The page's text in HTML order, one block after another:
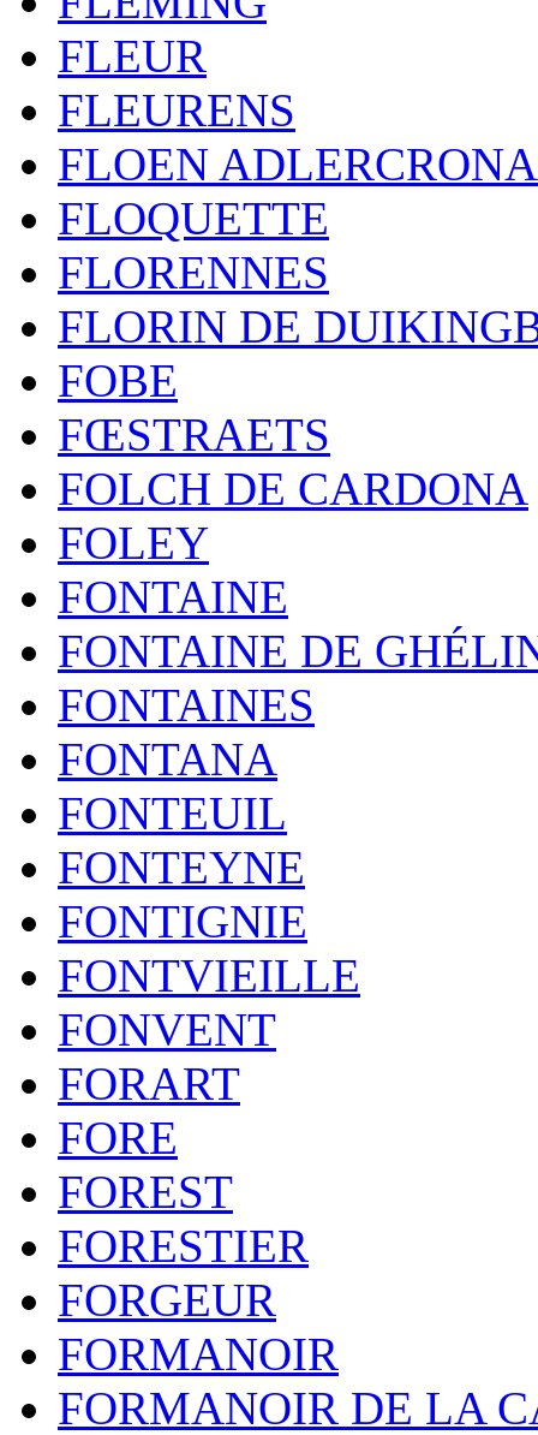
FLEUR
FLEURENS
FLOEN ADLERCRONA
FLOQUETTE
FLORENNES
FLORIN DE
FOBE
FŒSTRAETS
FOLCH DE CARDONA
FOLEY
FONTAINE
FONTAINE DE
FONTAINES
FONTANA
FONTEUIL
FONTEYNE
FONTIGNIE
FONTVIEILLE
FONVENT
FORART
FORE
FOREST
FORESTIER
FORGEUR
FORMANOIR
FORMANOIR DE LA